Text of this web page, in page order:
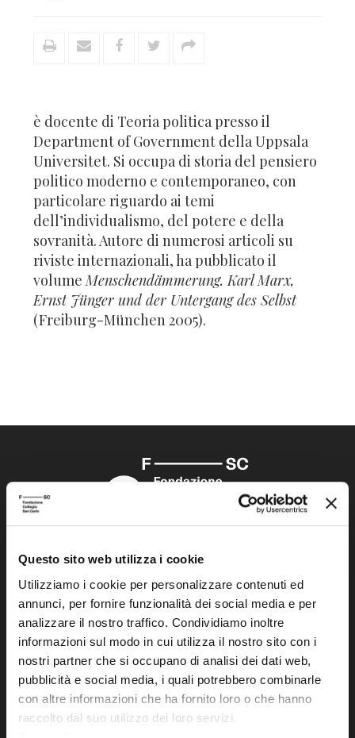
Questo sito web utilizza i cookie
Utilizziamo i cookie per personalizzare contenuti ed
annunci, per fornire funzionalità dei social media e per
analizzare il nostro traffico. Condividiamo inoltre
informazioni sul modo in cui utilizza il nostro sito con i
nostri partner che si occupano di analisi dei dati web,
pubblicità e social media, i quali potrebbero combinarle
con altre informazioni che ha fornito loro o che hanno
raccolto dal suo utilizzo dei loro servizi.
è docente di Teoria politica presso il
Department of Government della Uppsala
Universitet. Si occupa di storia del pensiero
politico moderno e contemporaneo, con
particolare riguardo ai temi
dell’individualismo, del potere e della
sovranità. Autore di numerosi articoli su
riviste internazionali, ha pubblicato il
volumeMenschendämmerung.Karl Marx,
Ernst Jünger und der Untergang des Selbst
(Freiburg-München 2005).
Via San Carlo 5
41121 Modena (MO)
P.I. 00641060363
tel. 059.421211
info@fondazionesancarlo.it